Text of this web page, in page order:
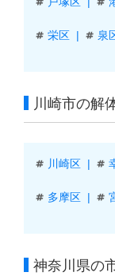
栄区 泉
川崎市の解
川崎区
多摩区
神奈川県の